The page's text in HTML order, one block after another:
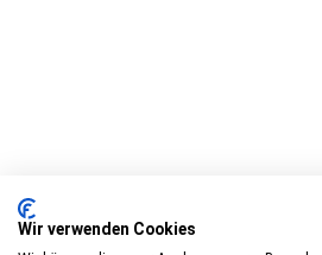
Wir verwenden Cookies